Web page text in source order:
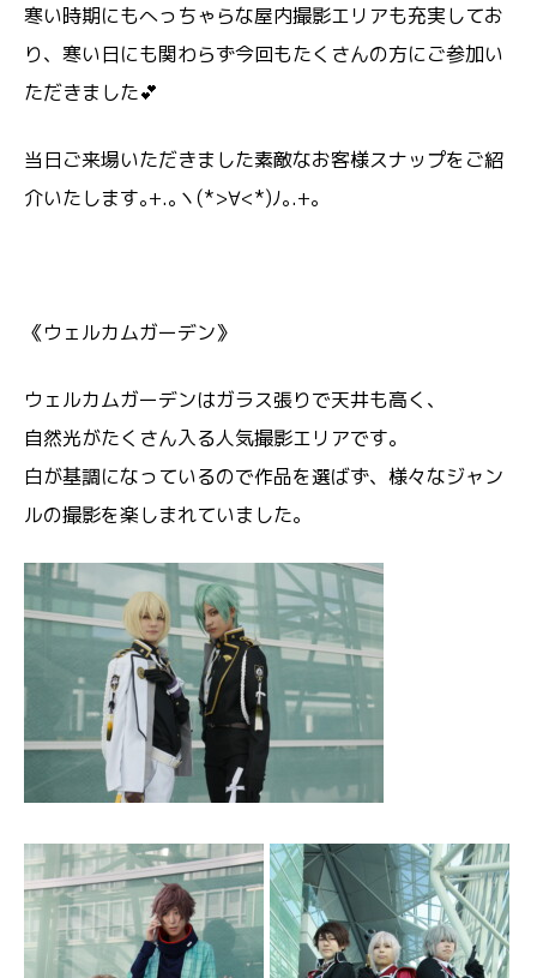
寒い時期にもへっちゃらな屋内撮影エリアも充実してお
り、寒い日にも関わらず今回もたくさんの方にご参加い
ただきました💕
当日ご来場いただきました素敵なお客様スナップをご紹
介いたします｡+.｡ヽ(*>∀<*)ﾉ｡.+。
《ウェルカムガーデン》
ウェルカムガーデンはガラス張りで天井も高く、
自然光がたくさん入る人気撮影エリアです。
白が基調になっているので作品を選ばず、様々なジャン
ルの撮影を楽しまれていました。